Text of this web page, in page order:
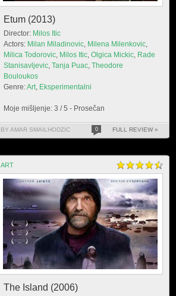
Etum (2013)
Director: Milos Itic
Actors: Milan Miladinovic, Milena Milenkovic,
Milica Todorovic, Milos Itic, Olgica Mickic, Rade
Stanisavljevic, Tanja Puac, Theodore
Bouloukos
Genre:Art, Eksperimentalni
Moje mišljenje: 3 / 5 - Prosečan
BY AMAR SMAILHODZIC 0 FULL REVIEW »
ART
The Island (2006)